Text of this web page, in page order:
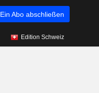
Ein Abo abschließen
Edition Schweiz